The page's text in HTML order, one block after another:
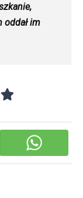
oddał im